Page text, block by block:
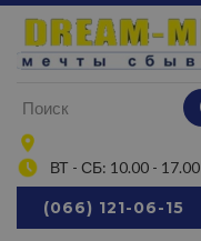
ВТ - СБ: 10.00 - 17.00
(066) 121-06-15